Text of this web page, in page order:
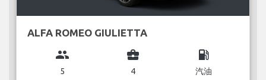
ALFA ROMEO GIULIETTA
group
5
business_center
4
local_gas_station
汽油